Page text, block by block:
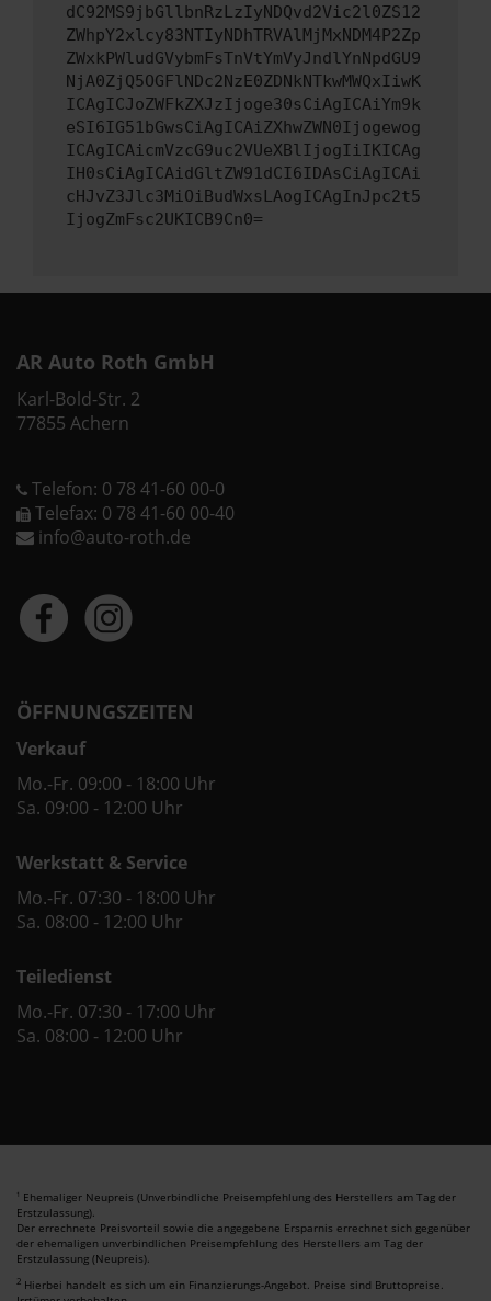
dC92MS9jbGllbnRzLzIyNDQvd2Vic2l0ZS12
ZWhpY2xlcy83NTIyNDhTRVAlMjMxNDM4P2Zp
ZWxkPWludGVybmFsTnVtYmVyJndlYnNpdGU9
NjA0ZjQ5OGFlNDc2NzE0ZDNkNTkwMWQxIiwK
ICAgICJoZWFkZXJzIjoge30sCiAgICAiYm9k
eSI6IG51bGwsCiAgICAiZXhwZWN0Ijogewog
ICAgICAicmVzcG9uc2VUeXBlIjogIiIKICAg
IH0sCiAgICAidGltZW91dCI6IDAsCiAgICAi
cHJvZ3Jlc3MiOiBudWxsLAogICAgInJpc2t5
IjogZmFsc2UKICB9Cn0=
AR Auto Roth GmbH
Karl-Bold-Str. 2
77855 Achern
Telefon: 0 78 41-60 00-0
Telefax: 0 78 41-60 00-40
info@auto-roth.de
ÖFFNUNGSZEITEN
Verkauf
Mo.-Fr. 09:00 - 18:00 Uhr
Sa. 09:00 - 12:00 Uhr
Werkstatt & Service
Mo.-Fr. 07:30 - 18:00 Uhr
Sa. 08:00 - 12:00 Uhr
Teiledienst
Mo.-Fr. 07:30 - 17:00 Uhr
Sa. 08:00 - 12:00 Uhr
1 Ehemaliger Neupreis (Unverbindliche Preisempfehlung des Herstellers am Tag der
Erstzulassung).
Der errechnete Preisvorteil sowie die angegebene Ersparnis errechnet sich gegenüber
der ehemaligen unverbindlichen Preisempfehlung des Herstellers am Tag der
Erstzulassung (Neupreis).
2 Hierbei handelt es sich um ein Finanzierungs-Angebot. Preise sind Bruttopreise.